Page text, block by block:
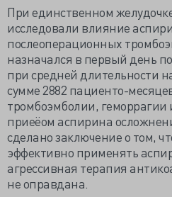
При единственном
исследовали влияние
послеоперационных
назначался в первый день
при средней длительности
сумме 2882 пациенто-
тромбоэмболии, геморрагии
приеёом аспирина
сделано заключение о том,
эффективно применять
агрессивная терапия
не оправдана.